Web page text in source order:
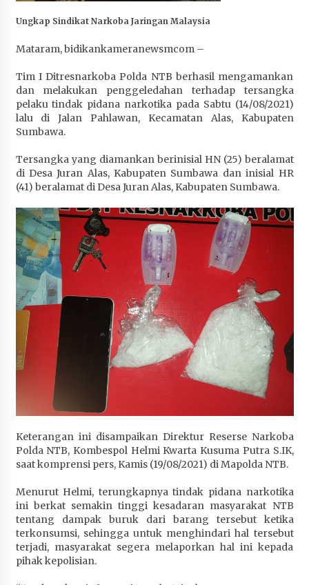
Bupati Sumbawa Lepas 487 Atlet dari Berbagai
NTB 2026
BAZNAS Kabupaten Sumbawa Salurkan Bantuan
Program 100 Mustahik Per Desa di Desa Teluk
Santong
Dosen UTS Siap Kembangkan Inovasi Lewat
Pelatihan PDPP 2026 Bali
Terapkan “Polantas Menyapa”, Satlantas Polres
Sumbawa Berupaya Wujudkan Pelayanan
Kepolisian yang Profesional
1 bulan ago
Capaian Program Pemerintah Kabupaten
Sumbawa Terus Dirasakan Masyarakat
1 bulan ago
Ungkap Sindikat Narkoba Jaringan Malaysia
Mataram, bidikankameranewsmcom –
Tim I Ditresnarkoba Polda NTB berhasil mengamankan
dan melakukan penggeledahan terhadap tersangka
pelaku tindak pidana narkotika pada Sabtu (14/08/2021)
lalu di Jalan Pahlawan, Kecamatan Alas, Kabupaten
Sumbawa.
Tersangka yang diamankan berinisial HN (25) beralamat
di Desa Juran Alas, Kabupaten Sumbawa dan inisial HR
(41) beralamat di Desa Juran Alas, Kabupaten Sumbawa.
Keterangan ini disampaikan Direktur Reserse Narkoba
Polda NTB, Kombespol Helmi Kwarta Kusuma Putra S.IK,
saat komprensi pers, Kamis (19/08/2021) di Mapolda NTB.
Menurut Helmi, terungkapnya tindak pidana narkotika
ini berkat semakin tinggi kesadaran masyarakat NTB
tentang dampak buruk dari barang tersebut ketika
terkonsumsi, sehingga untuk menghindari hal tersebut
terjadi, masyarakat segera melaporkan hal ini kepada
pihak kepolisian.